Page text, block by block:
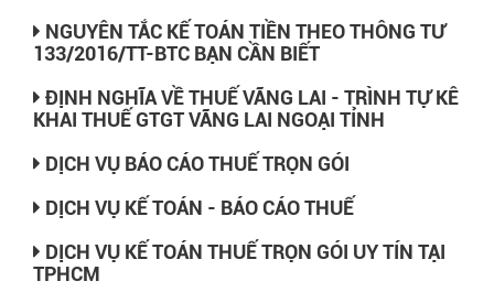
NGUYÊN TẮC KẾ TOÁN TIỀN THEO THÔNG TƯ
133/2016/TT-BTC BẠN CẦN BIẾT
ĐỊNH NGHĨA VỀ THUẾ VÃNG LAI - TRÌNH TỰ KÊ
KHAI THUẾ GTGT VÃNG LAI NGOẠI TỈNH
DỊCH VỤ BÁO CÁO THUẾ TRỌN GÓI
DỊCH VỤ KẾ TOÁN - BÁO CÁO THUẾ
DỊCH VỤ KẾ TOÁN THUẾ TRỌN GÓI UY TÍN TẠI
TPHCM